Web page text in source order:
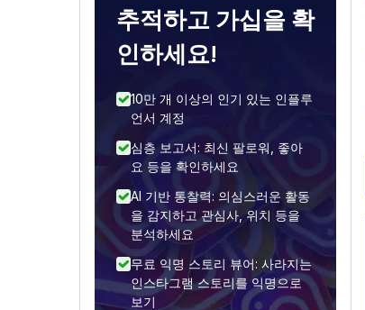
추적하고 가십을 확
인하세요!
10만 개 이상의 인기 있는 인플루
언서 계정
심층 보고서: 최신 팔로워, 좋아
요 등을 확인하세요
AI 기반 통찰력: 의심스러운 활동
을 감지하고 관심사, 위치 등을
분석하세요
무료 익명 스토리 뷰어: 사라지는
인스타그램 스토리를 익명으로
보기